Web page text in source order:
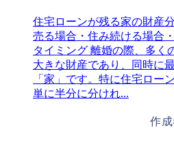
住宅ローンが残る家の財産
売る場合・住み続ける場合
タイミング 離婚の際、多く
大きな財産であり、同時に
「家」です。特に住宅ロー
単に半分に分けれ...
作